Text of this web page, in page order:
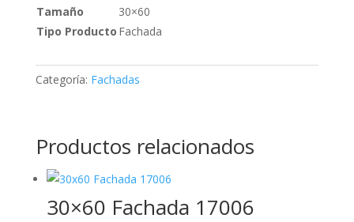
Tamaño
30×60
Tipo Producto Fachada
Categoría: Fachadas
Productos relacionados
30×60 Fachada 17006